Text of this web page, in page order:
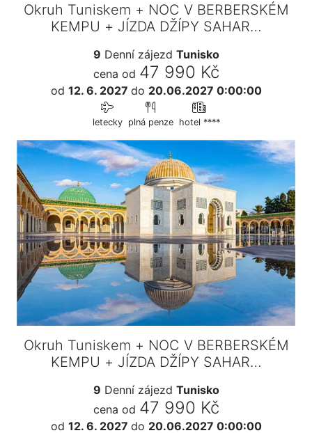
Okruh Tuniskem + NOC V BERBERSKÉM
KEMPU + JÍZDA DŽÍPY SAHAR…
9 Denní zájezd Tunisko
cena od 47 990 Kč
od 12. 6. 2027 do 20.06.2027 0:00:00
letecky plná penze hotel ****
Okruh Tuniskem + NOC V BERBERSKÉM
KEMPU + JÍZDA DŽÍPY SAHAR…
9 Denní zájezd Tunisko
cena od 47 990 Kč
od 12. 6. 2027 do 20.06.2027 0:00:00